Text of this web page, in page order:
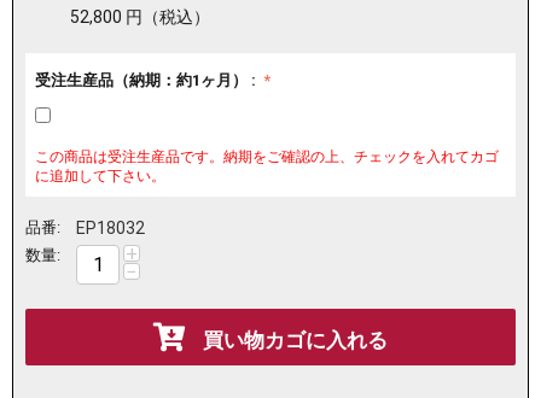
52,800 円 （税込）
受注生産品（納期：約1ヶ月） :
この商品は受注生産品です。納期をご確認の上、チェックを入れてカゴ
に追加して下さい。
品番: EP18032
数量: +
−
買い物カゴに入れる